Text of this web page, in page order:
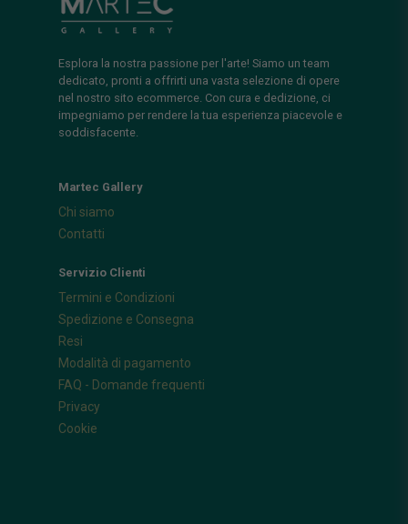
Esplora la nostra passione per l'arte! Siamo un team
dedicato, pronti a offrirti una vasta selezione di opere
nel nostro sito ecommerce. Con cura e dedizione, ci
impegniamo per rendere la tua esperienza piacevole e
soddisfacente.
Martec Gallery
Chi siamo
Contatti
Servizio Clienti
Termini e Condizioni
Spedizione e Consegna
Resi
Modalità di pagamento
FAQ - Domande frequenti
Privacy
Cookie